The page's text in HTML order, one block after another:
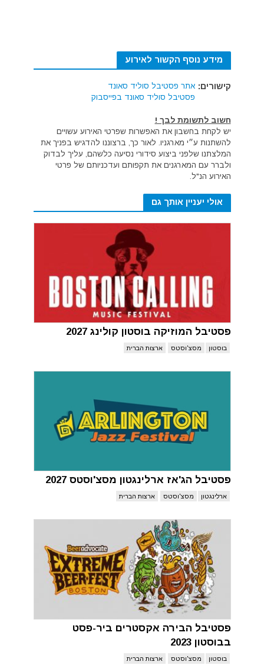
מידע נוסף הקשור לאירוע
קישורים: אתר פסטיבל סוליד סאונד
פסטיבל סוליד סאונד בפייסבוק
חשוב לתשומת לבך !
יש לקחת בחשבון את האפשרות שפרטי האירוע עשויים
להשתנות ע״י מארגניו. לאור כך, ברצוננו להדגיש בפניך את
המלצתנו שלפני ביצוע סידורי נסיעה כלשהם, עליך לבדוק
ולברר עם המארגנים את תקפותם ועדכניותם של פרטי
האירוע הנ"ל.
אולי יעניין אותך גם
פסטיבל המוזיקה בוסטון קולינג 2027
בוסטון מסצ'וסטס ארצות הברית
פסטיבל הג'אז ארלינגטון מסצ'וסטס 2027
ארלינגטון מסצ'וסטס ארצות הברית
פסטיבל הבירה אקסטרים ביר-פסט
בבוסטון 2023
בוסטון מסצ'וסטס ארצות הברית